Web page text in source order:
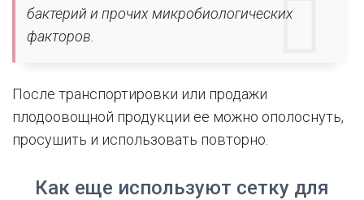
бактерий и прочих микробиологических
факторов.
После транспортировки или продажи
плодоовощной продукции ее можно ополоснуть,
просушить и использовать повторно.
Как еще используют сетку для